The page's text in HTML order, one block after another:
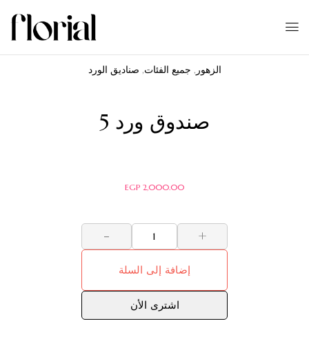
الزهور , جميع الفئات, صناديق الورد
صندوق ورد 5
2,000.00
EGP
+
-
إضافة إلى السلة
اشترى الأن